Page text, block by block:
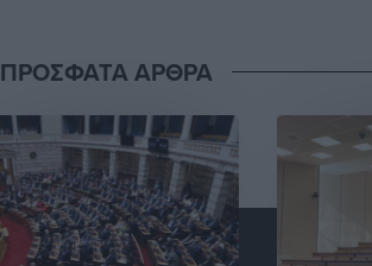
ΠΡΟΣΦΑΤΑ ΑΡΘΡΑ